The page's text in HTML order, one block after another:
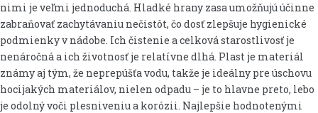
nimi je veľmi jednoduchá. Hladké hrany zasa umožňujú účinne
zabraňovať zachytávaniu nečistôt, čo dosť zlepšuje hygienické
podmienky v nádobe. Ich čistenie a celková starostlivosť je
nenáročná a ich životnosť je relatívne dlhá. Plast je materiál
známy aj tým, že neprepúšťa vodu, takže je ideálny pre úschovu
hocijakých materiálov, nielen odpadu – je to hlavne preto, lebo
je odolný voči plesniveniu a korózii. Najlepšie hodnotenými